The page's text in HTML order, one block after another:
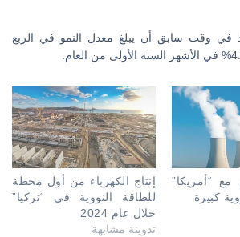
في وقت سابق أن يبلغ معدل النمو في الربع
إنتاج الكهرباء من أول محطة
للطاقة النووية في “تركيا”
خلال عام 2024
تدوينة مشابهة
مع “أمريكا”
كبيرة